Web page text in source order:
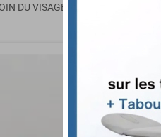
DU VISAGE